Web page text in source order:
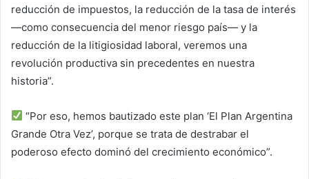
reducción de impuestos, la reducción de la tasa de interés
—como consecuencia del menor riesgo país— y la
reducción de la litigiosidad laboral, veremos una
revolución productiva sin precedentes en nuestra
historia”.
“Por eso, hemos bautizado este plan ‘El Plan Argentina
Grande Otra Vez’, porque se trata de destrabar el
poderoso efecto dominó del crecimiento económico”.